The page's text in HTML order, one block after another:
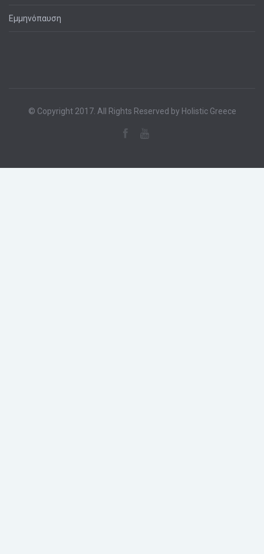
Εμμηνόπαυση
© Copyright 2017. All Rights Reserved by Holistic Greece